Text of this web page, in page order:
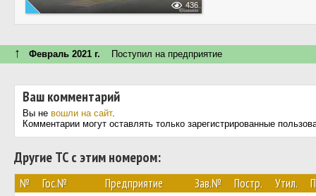
436
↑ Февраль 2021 г. Поступил на предприятие
Ваш комментарий
Вы не вошли на сайт.
Комментарии могут оставлять только зарегистрированные
Другие ТС с этим номером:
№ Гос.№ Предприятие Зав.№ Постр. Утил.